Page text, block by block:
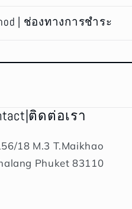
| ช่องทางการชำระ
ติดต่อเรา
18 M.3 T.Maikhao
Phuket 83110